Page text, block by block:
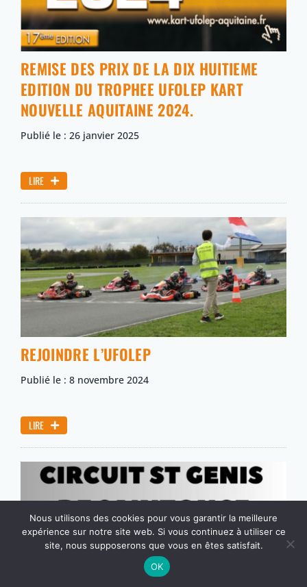
REMISE DES PRIX DE LA DIX HUITIEME
EDITION DU TROPHEE UFOLEP KART
NOUVELLE AQUITAINE 2024.
Publié le : 26 janvier 2025
LIRE
REJOINDRE L’UFOLEP
Publié le : 8 novembre 2024
LIRE
Nous utilisons des cookies pour vous garantir la meilleure
expérience sur notre site web. Si vous continuez à utiliser ce
site, nous supposerons que vous en êtes satisfait.
OK